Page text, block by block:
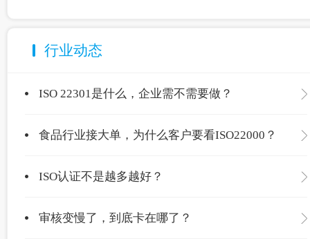
行业动态
ISO 22301是什么，企业需不需要做？
食品行业接大单，为什么客户要看ISO22000？
ISO认证不是越多越好？
审核变慢了，到底卡在哪了？